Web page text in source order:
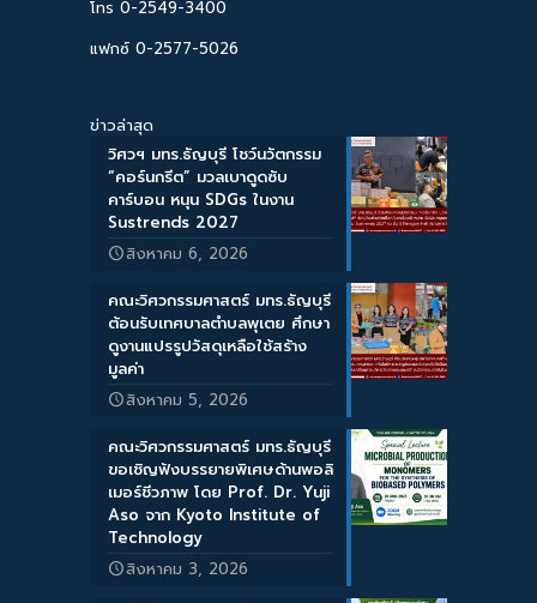
โทร 0-2549-3400
แฟกซ์ 0-2577-5026
ข่าวล่าสุด
วิศวฯ มทร.ธัญบุรี โชว์นวัตกรรม
“คอร์นกรีต” มวลเบาดูดซับ
คาร์บอน หนุน SDGs ในงาน
Sustrends 2027
สิงหาคม 6, 2026
คณะวิศวกรรมศาสตร์ มทร.ธัญบุรี
ต้อนรับเทศบาลตำบลพุเตย ศึกษา
ดูงานแปรรูปวัสดุเหลือใช้สร้าง
มูลค่า
สิงหาคม 5, 2026
คณะวิศวกรรมศาสตร์ มทร.ธัญบุรี
ขอเชิญฟังบรรยายพิเศษด้านพอลิ
เมอร์ชีวภาพ โดย Prof. Dr. Yuji
Aso จาก Kyoto Institute of
Technology
สิงหาคม 3, 2026